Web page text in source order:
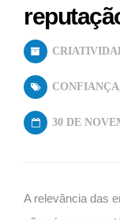
CONFIANÇA
30 DE
A relevância das